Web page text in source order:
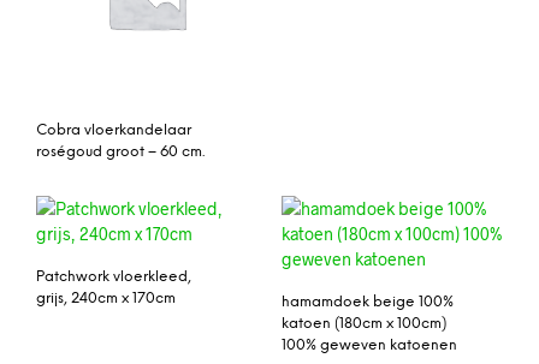
Cobra vloerkandelaar
roségoud groot – 60 cm.
Patchwork vloerkleed,
grijs, 240cm x 170cm
hamamdoek beige 100%
katoen (180cm x 100cm)
100% geweven katoenen